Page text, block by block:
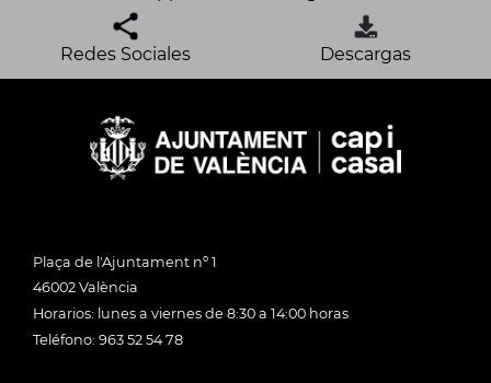
Redes Sociales Descargas
Plaça de l'Ajuntament nº 1
46002 València
Horarios: lunes a viernes de 8:30 a 14:00 horas
Teléfono: 963 52 54 78